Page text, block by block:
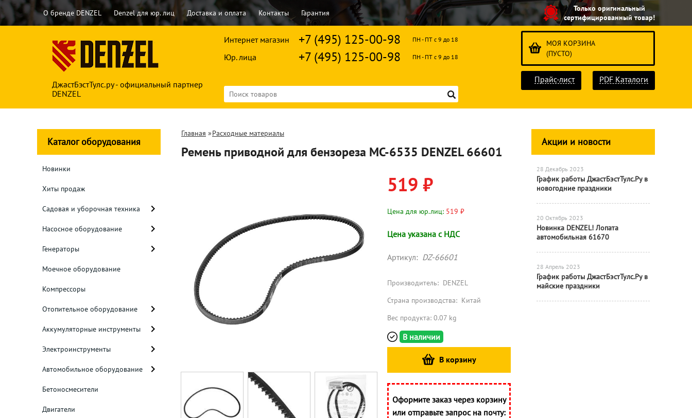
О бренде DENZEL Denzel для юр. лиц Доставка и оплата Контакты Гарантия
Только оригинальный
сертифицированный товар!
ДжастБэстТулс.ру - официальный партнер
DENZEL
Интернет магазин +7 (495) 125-00-98 ПН - ПТ с 9 до 18
Юр. лица +7 (495) 125-00-98 ПН - ПТ с 9 до 18
МОЯ КОРЗИНА
(ПУСТО)
Прайс-лист PDF Каталоги
Каталог оборудования
Новинки
Хиты продаж
Садовая и уборочная техника
Насосное оборудование
Генераторы
Моечное оборудование
Компрессоры
Отопительное оборудование
Аккумуляторные инструменты
Электроинструменты
Автомобильное оборудование
Бетоносмесители
Двигатели
Главная »Расходные материалы
Ремень приводной для бензореза МС-6535 DENZEL 66601
519 ₽
Цена для юр.лиц: 519 ₽
Цена указана с НДС
Артикул: DZ-66601
Производитель: DENZEL
Страна производства: Китай
Вес продукта: 0.07 kg
В наличии
В корзину
Оформите заказ через корзину
или отправьте запрос на почту:
Акции и новости
28 Декабрь 2023
График работы ДжастБэстТулс.Ру в
новогодние праздники
20 Октябрь 2023
Новинка DENZEL! Лопата
автомобильная 61670
28 Апрель 2023
График работы ДжастБэстТулс.Ру в
майские праздники